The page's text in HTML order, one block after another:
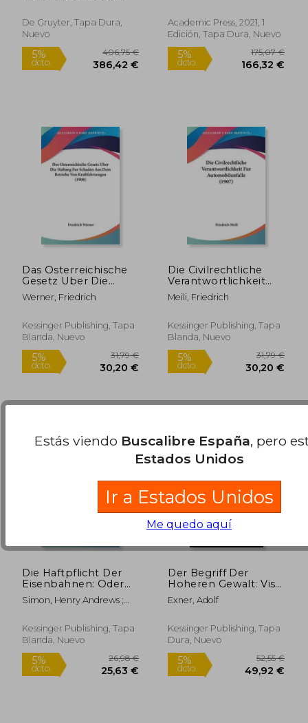
38,32 € dcto.
5%
dcto. 20,55 €
5%
dcto.
De Gruyter, Tapa Dura,
Nuevo
5% 406,75 €
(Advances in
Transport Policy and
(en Inglés)
Academic Press, 2021, 1
Edición, Tapa Dura, Nuevo
5%
Das Osterreichische
Gesetz Uber Die
Haftung Fur Schaden
Aus Dem Betriebe
(1908) (en Alemán)
Werner, Friedrich
Kessinger Publishing, Tapa
Blanda, Nuevo
Die Civilrechtliche
Verantwortlichkeit
Fur Automobilunfalle
(1907) (en Alemán)
Meili, Friedrich
Kessinger Publishing, Tapa
Blanda, Nuevo
Die Haftpflicht Der
Eisenbahnen: Oder
Das Recht In Bezug
Auf Unfalle Und
Beim
Eisenbahnbetriebe In
Alemán)
Simon, Henry Andrews ;
Kessinger Publishing, Tapa
Blanda, Nuevo
Der Begriff Der
Hoheren Gewalt: Vis
Major Im Romischen
Und Heutigen
(en Alemán)
Exner, Adolf
Kessinger Publishing, Tapa
Dura, Nuevo
Estás viendo Buscalibre España, pero
Estados Unidos
Ir a Estados Unidos
Me quedo aquí